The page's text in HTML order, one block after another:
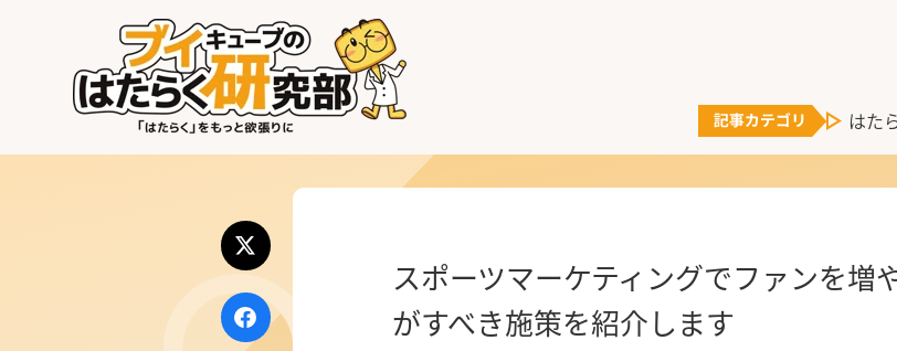
はた
はたらく業界
はたらく部署
スポーツマーケティングでファンを増
がすべき施策を紹介します